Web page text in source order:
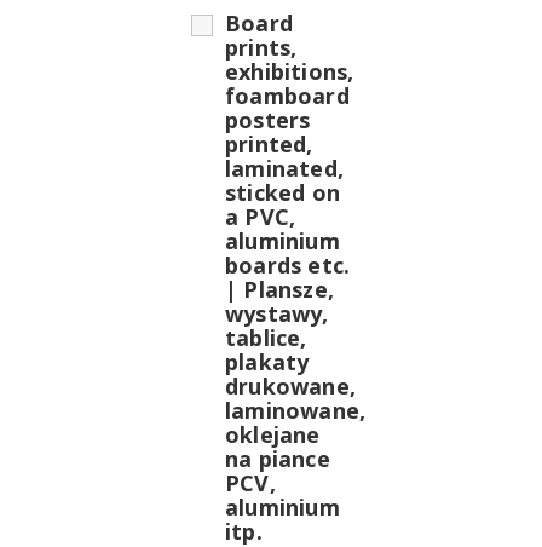
Board
prints,
exhibitions,
foamboard
posters
printed,
laminated,
sticked on
a PVC,
aluminium
boards etc.
| Plansze,
wystawy,
tablice,
plakaty
drukowane,
laminowane,
oklejane
na piance
PCV,
aluminium
itp.